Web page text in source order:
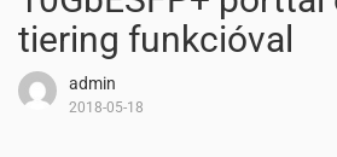
tiering funkcióval
admin
2018-05-18